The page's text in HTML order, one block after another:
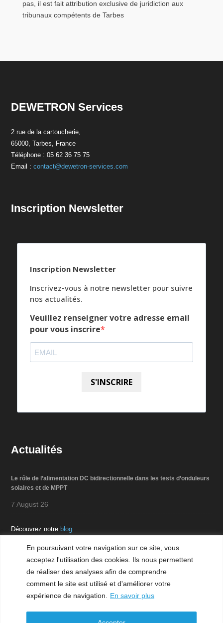
En poursuivant votre navigation sur ce site, vous
acceptez l'utilisation des cookies. Ils nous permettent
de réaliser des analyses afin de comprendre
comment le site est utilisé et d'améliorer votre
expérience de navigation.
En savoir plus
pas, il est fait attribution exclusive de juridiction aux
tribunaux compétents de Tarbes
DEWETRON Services
2 rue de la cartoucherie,
65000, Tarbes, France
Téléphone : 05 62 36 75 75
Email :contact@dewetron-services.com
Inscription Newsletter
Inscription Newsletter
Inscrivez-vous à notre newsletter pour suivre
nos actualités.
Veuillez renseigner votre adresse email
pour vous inscrire
S'INSCRIRE
Actualités
Le rôle de l’alimentation DC bidirectionnelle dans les tests d’onduleurs
solaires et de MPPT
7 August 26
Découvrez notre blog
Téléchargement